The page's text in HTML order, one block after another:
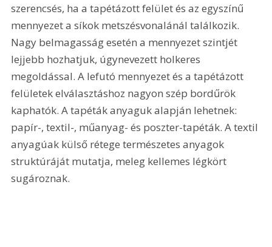
szerencsés, ha a tapétázott felület és az egyszínű
mennyezet a síkok metszésvonalánál találkozik.
Nagy belmagasság esetén a mennyezet szintjét
lejjebb hozhatjuk, úgynevezett holkeres
megoldással. A lefutó mennyezet és a tapétázott
felületek elválasztáshoz nagyon szép bordűrök
kaphatók. A tapéták anyaguk alapján lehetnek:
papír-, textil-, műanyag- és poszter-tapéták. A textil
anyagúak külső rétege természetes anyagok
struktúráját mutatja, meleg kellemes légkört
sugároznak.